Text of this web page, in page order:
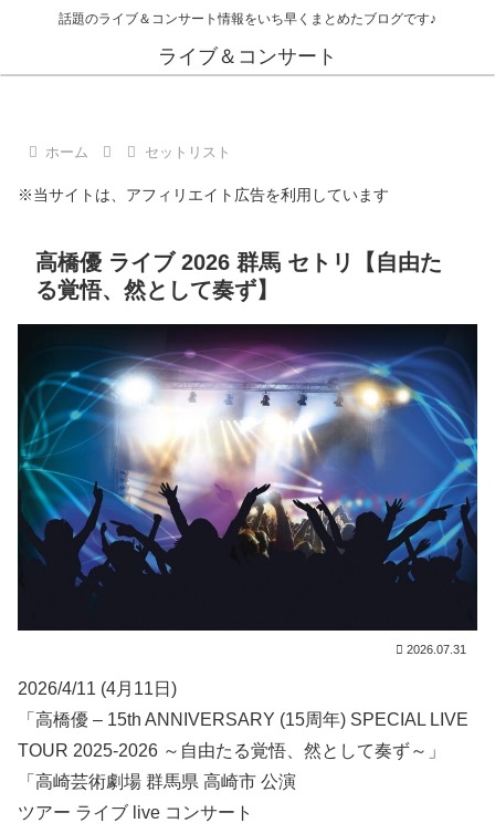
話題のライブ＆コンサート情報をいち早くまとめたブログです♪
ライブ＆コンサート
ホーム セットリスト
※当サイトは、アフィリエイト広告を利用しています
高橋優 ライブ 2026 群馬 セトリ【自由た
る覚悟、然として奏ず】
2026.07.31
2026/4/11 (4月11日)
「高橋優 – 15th ANNIVERSARY (15周年) SPECIAL LIVE
TOUR 2025-2026 ～自由たる覚悟、然として奏ず～」
「高崎芸術劇場 群馬県 高崎市 公演
ツアー ライブ live コンサート